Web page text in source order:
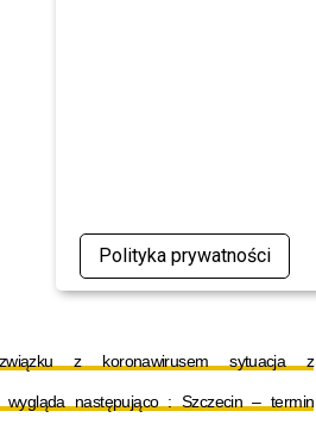
Polityka prywatności
z koronawirusem sytuacja z
wygląda następująco : Szczecin – termin